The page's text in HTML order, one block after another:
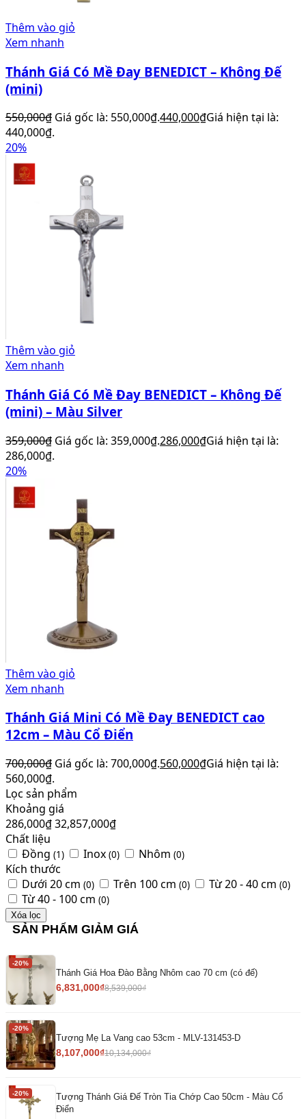
Thêm vào giỏ
Xem nhanh
Thánh Giá Có Mề Đay BENEDICT – Không Đế
(mini)
550,000₫ Giá gốc là: 550,000₫.440,000₫Giá hiện tại là:
440,000₫.
20%
Thêm vào giỏ
Xem nhanh
Thánh Giá Có Mề Đay BENEDICT – Không Đế
(mini) – Màu Silver
359,000₫ Giá gốc là: 359,000₫.286,000₫Giá hiện tại là:
286,000₫.
20%
Thêm vào giỏ
Xem nhanh
Thánh Giá Mini Có Mề Đay BENEDICT cao
12cm – Màu Cổ Điển
700,000₫ Giá gốc là: 700,000₫.560,000₫Giá hiện tại là:
560,000₫.
Lọc sản phẩm
Khoảng giá
286,000₫32,857,000₫
Chất liệu
Đồng (1) Inox (0) Nhôm (0)
Kích thước
Dưới 20 cm (0) Trên 100 cm (0) Từ 20 - 40 cm (0)
Từ 40 - 100 cm (0)
Xóa lọc
SẢN PHẨM GIẢM GIÁ
-20%
Thánh Giá Hoa Đào Bằng Nhôm cao 70 cm (có đế)
6,831,000₫8,539,000₫
-20%
Tượng Mẹ La Vang cao 53cm - MLV-131453-D
8,107,000₫10,134,000₫
-20%
Tượng Thánh Giá Đế Tròn Tia Chớp Cao 50cm - Màu Cổ
Điển